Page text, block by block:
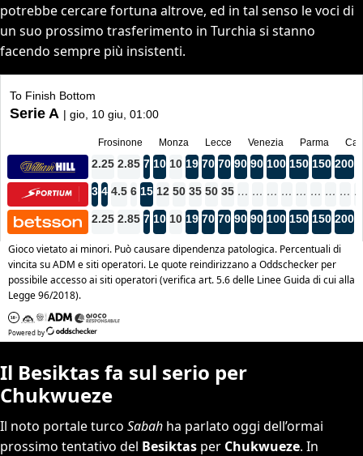
potrebbe cercare fortuna altrove, ed in tal senso le voci di
un suo prossimo trasferimento in Turchia si stanno
facendo sempre più insistenti.
Il Besiktas fa sul serio per
Chukwueze
Il noto portale turco Sabah ha parlato oggi dell’ormai
prossimo tentativo del Besiktas per Chukwueze. In